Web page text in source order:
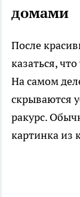
домами
После
казаться,
На самом
скрываются
ракурс.
картинка из